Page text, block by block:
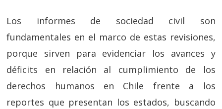
Los informes de sociedad civil son
fundamentales en el marco de estas revisiones,
porque sirven para evidenciar los avances y
déficits en relación al cumplimiento de los
derechos humanos en Chile frente a los
reportes que presentan los estados, buscando